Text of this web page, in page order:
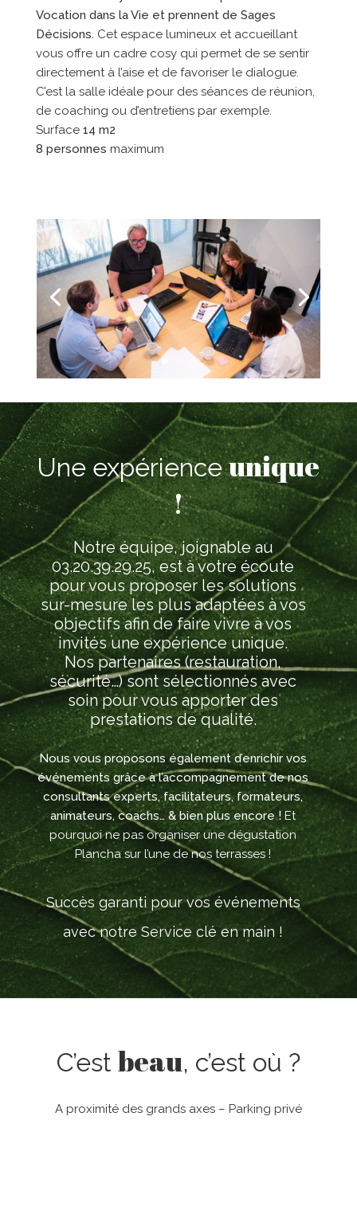
Vocation dans la Vie et prennent de Sages
Décisions. Cet espace lumineux et accueillant
vous offre un cadre cosy qui permet de se sentir
directement à l’aise et de favoriser le dialogue.
C’est la salle idéale pour des séances de réunion,
de coaching ou d’entretiens par exemple.
Surface 14 m2
8 personnes maximum
Une expérienceunique
!
Notre équipe, joignable au
03.20.39.29.25, est à votre écoute
pour vous proposer les solutions
sur-mesure les plus adaptées à vos
objectifs afin de faire vivre à vos
invités une expérience unique.
Nos partenaires (restauration,
sécurité…) sont sélectionnés avec
soin pour vous apporter des
prestations de qualité.
Nous vous proposons également d’enrichir vos
événements grâce à l’accompagnement de nos
consultants experts, facilitateurs, formateurs,
animateurs, coachs… & bien plus encore ! Et
pourquoi ne pas organiser une dégustation
Plancha sur l’une de nos terrasses !
Succès garanti pour vos événements
avec notre Service clé en main !
C’est beau, c’est où ?
A proximité des grands axes – Parking privé